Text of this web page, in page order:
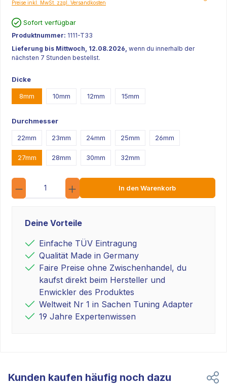
Preise inkl. MwSt. zzgl. Versandkosten
Sofort verfügbar
Produktnummer: 1111-T33
Lieferung bis Mittwoch, 12.08.2026, wenn du innerhalb der
nächsten 7 Stunden bestellst.
Dicke
8mm 10mm 12mm 15mm
Durchmesser
22mm 23mm 24mm 25mm 26mm
27mm 28mm 30mm 32mm
Anzahl
In den Warenkorb
Deine Vorteile
Einfache TÜV Eintragung
Qualität Made in Germany
Faire Preise ohne Zwischenhandel, du
kaufst direkt beim Hersteller und
Enwickler des Produktes
Weltweit Nr 1 in Sachen Tuning Adapter
19 Jahre Expertenwissen
Kunden kaufen häufig noch dazu